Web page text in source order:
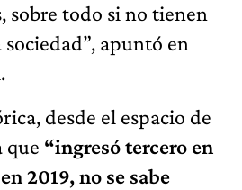
sobre todo si no tienen
apuntó en
desde el espacio de
que “ingresó tercero en
2019, no se sabe